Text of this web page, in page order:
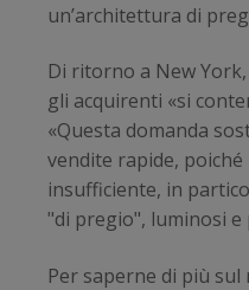
un’architettura di
Di ritorno a New
gli acquirenti «si
«Questa domanda
vendite rapide,
insufficiente, in
"di pregio", luminosi
Per saperne di più